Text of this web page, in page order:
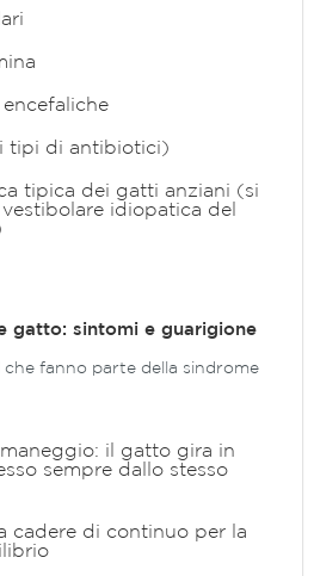
tipi di antibiotici)
tipica dei gatti anziani (si
idiopatica del
gatto: sintomi e guarigione
che fanno parte della sindrome
il gatto gira in
sempre dallo stesso
cadere di continuo per la